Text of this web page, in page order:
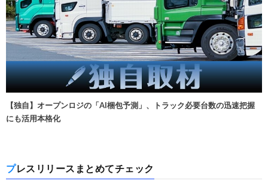
【独自】オープンロジの「AI梱包予測」、トラック必要台数の迅速把握
にも活用本格化
プレスリリースまとめてチェック